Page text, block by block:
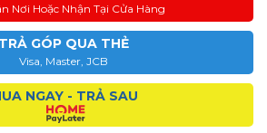
Nơi Hoặc Nhận Tại Cửa Hàng
TRẢ GÓP QUA THẺ
Visa, Master, JCB
NGAY - TRẢ SAU